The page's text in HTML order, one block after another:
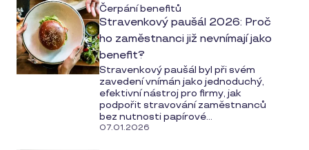
Čerpání benefitů
Stravenkový paušál 2026: Proč
ho zaměstnanci již nevnímají jako
benefit?
Stravenkový paušál byl při svém
zavedení vnímán jako jednoduchý,
efektivní nástroj pro firmy, jak
podpořit stravování zaměstnanců
bez nutnosti papírové...
07.01.2026